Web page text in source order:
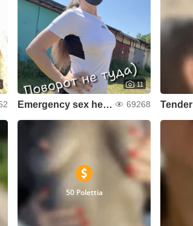
11
Emergency sex help) 69268 Tender
50 Polettia